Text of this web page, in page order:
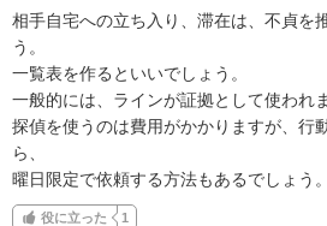
相手自宅への立ち入り、滞在は、不貞を
う。
一覧表を作るといいでしょう。
一般的には、ラインが証拠として使われ
探偵を使うのは費用がかかりますが、行
ら、
曜日限定で依頼する方法もあるでしょう。
役に立った 1